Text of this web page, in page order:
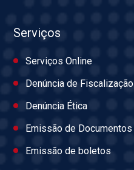
Serviços
Serviços Online
Denúncia de Fiscalização
Denúncia Ética
Emissão de Documentos
Emissão de boletos